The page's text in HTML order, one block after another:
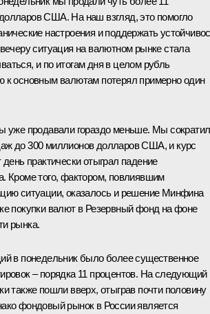
США. На наш взгляд, это помогло
настроения и поддержать
ситуация на валютном рынке стала
и по итогам дня в целом рубль
к основным валютам потерял примерно один
уже продавали гораздо меньше. Мы
до 300 миллионов долларов США, и курс
день практически отыграл падение
Кроме того, фактором, повлиявшим
ситуации, оказалось и решение Минфина
покупки валют в Резервный фонд на фоне
рынка.
в понедельник было более существенное
– порядка 11 процентов. На следующий
также пошли вверх, отыграв почти половину
фондовый рынок в России является